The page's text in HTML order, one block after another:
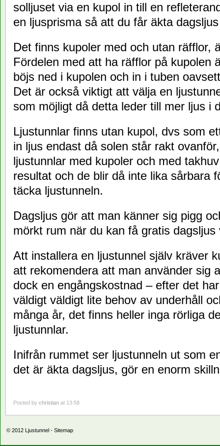
solljuset via en kupol in till en
en ljusprisma så att du får äkta
Det finns kupoler med och utan räfflor,
Fördelen med att ha räfflor på kupolen
böjs ned i kupolen och in i tuben
Det är också viktigt att välja en
som möjligt då detta leder till mer ljus i
Ljustunnlar finns utan kupol, dvs som
in ljus endast då solen står rakt
ljustunnlar med kupoler och med
resultat och de blir då inte lika sårbara
täcka ljustunneln.
Dagsljus gör att man känner sig pigg
mörkt rum när du kan få gratis dagsljus
Att installera en ljustunnel själv kräver
att rekomendera att man använder sig
dock en engångskostnad – efter det
väldigt väldigt lite behov av underhåll
många år, det finns heller inga rörliga
ljustunnlar.
Inifrån rummet ser ljustunneln ut som
det är äkta dagsljus, gör en enorm
Posted by christian at 13:58
© 2012 Ljustunnel - Sitemap